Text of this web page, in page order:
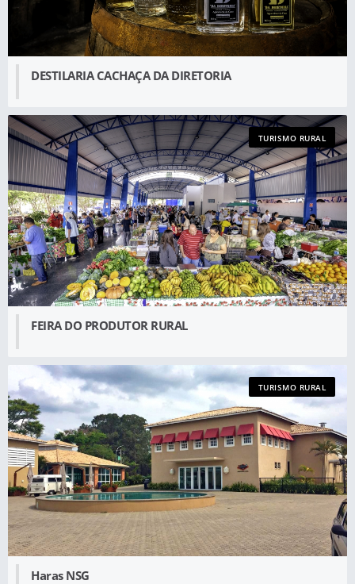
DESTILARIA CACHAÇA DA DIRETORIA
FEIRA DO PRODUTOR RURAL
TURISMO RURAL
Haras NSG
TURISMO RURAL